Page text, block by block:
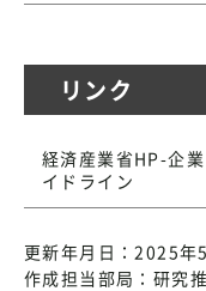
リンク
経済産業省HP-企
イドライン
更新年月日：2025年
作成担当部局：研究